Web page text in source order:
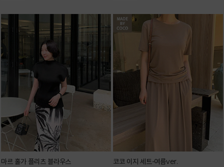
마르 홀가 플리츠 블라우스 코코 이지 세트-여름ver.